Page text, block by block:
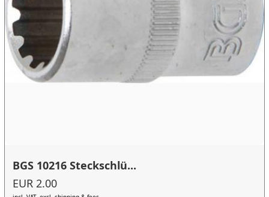
BGS 10216 Steckschlü...
EUR 2.00